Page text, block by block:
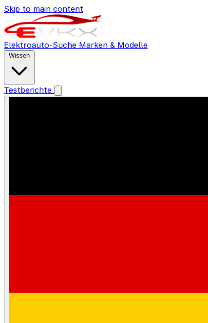
Skip to main content
Elektroauto-Suche Marken & Modelle
Wissen
Testberichte